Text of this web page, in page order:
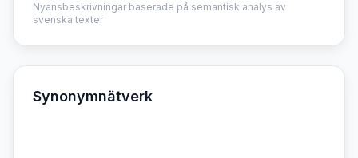
Nyansbeskrivningar baserade på semantisk analys av
svenska texter
Synonymnätverk